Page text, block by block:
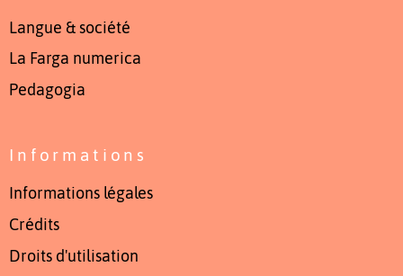
Langue & société
La Farga numerica
Pedagogia
Informations
Informations légales
Crédits
Droits d'utilisation